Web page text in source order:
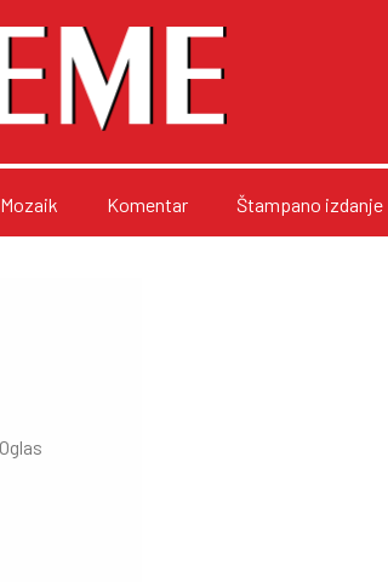
Mozaik Komentar Štampano izdanje